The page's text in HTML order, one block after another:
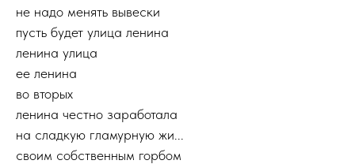
не надо менять вывески
пусть будет улица ленина
ленина улица
ее ленина
во вторых
ленина честно заработала
на сладкую гламурную жи...
своим собственным горбом